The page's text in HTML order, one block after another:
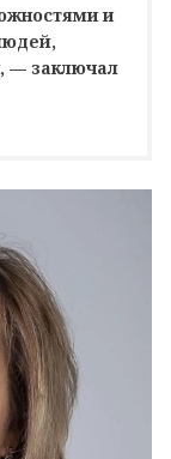
и
— заключал